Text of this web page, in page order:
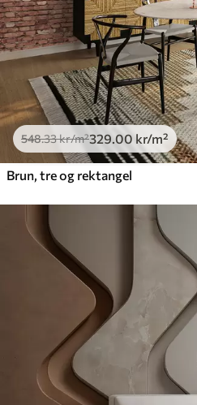
548.33kr/m²329.00 kr/m²
Brun, tre og rektangel